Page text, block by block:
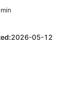
min
2026-05-12